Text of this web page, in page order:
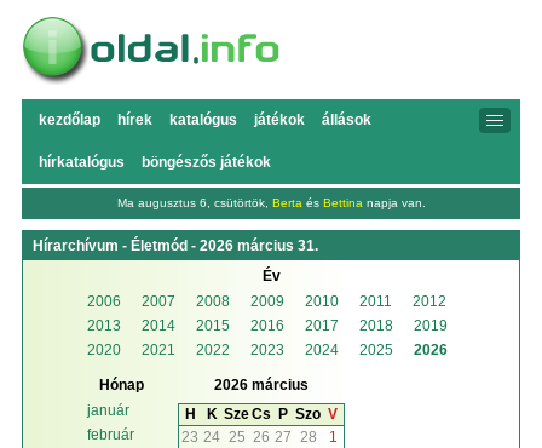
kezdőlap hírek katalógus játékok állások
hírkatalógus böngészős játékok
Ma augusztus 6, csütörtök, Berta és Bettina napja van.
Hírarchívum - Életmód - 2026 március 31.
Év
2006
2007 2008 2009 2010 2011
2012
2013
2014 2015 2016 2017 2018
2019
2020
2021 2022 2023 2024 2025 2026
Hónap
január
február
2026 március
H
K SzeCs P Szo V
23 24 25 26 27 28
1